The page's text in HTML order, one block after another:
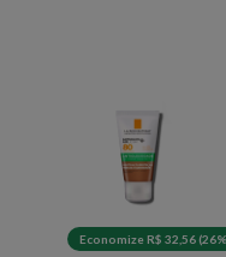
Economize R$ 32,56